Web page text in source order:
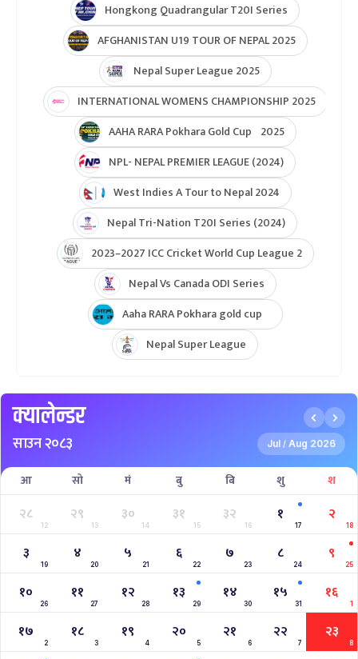
Hongkong Quadrangular T20I Series
AFGHANISTAN U19 TOUR OF NEPAL 2025
Nepal Super League 2025
INTERNATIONAL WOMENS CHAMPIONSHIP 2025
AAHA RARA Pokhara Gold Cup 2025
NPL- NEPAL PREMIER LEAGUE (2024)
West Indies A Tour to Nepal 2024
Nepal Tri-Nation T20I Series (2024)
2023–2027 ICC Cricket World Cup League 2
Nepal Vs Canada ODI Series
Aaha RARA Pokhara gold cup
Nepal Super League
क्यालेन्डर
साउन २०८३ Jul / Aug 2026
आ सो मं बु बि शु श
२८
12
२९
13
३०
14
३१
15
३२
16
१
17
२
18
३
19
४
20
५
21
६
22
७
23
८
24
९
25
१०
26
११
27
१२
28
१३
29
१४
30
१५
31
१६
1
१७
2
१८
3
१९
4
२०
5
२१
6
२२
7
२३
8